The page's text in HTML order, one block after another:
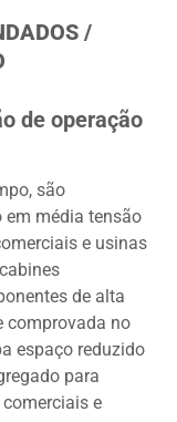
/
de operação
são
em média tensão
e usinas
de alta
comprovada no
espaço reduzido
para
e